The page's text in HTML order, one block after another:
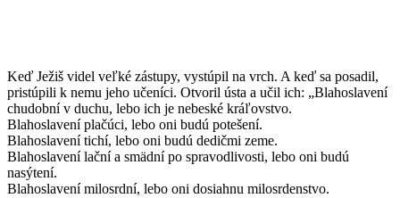
Keď Ježiš videl veľké zástupy, vystúpil na vrch. A keď sa posadil,
pristúpili k nemu jeho učeníci. Otvoril ústa a učil ich: „Blahoslavení
chudobní v duchu, lebo ich je nebeské kráľovstvo.
Blahoslavení plačúci, lebo oni budú potešení.
Blahoslavení tichí, lebo oni budú dedičmi zeme.
Blahoslavení lační a smädní po spravodlivosti, lebo oni budú
nasýtení.
Blahoslavení milosrdní, lebo oni dosiahnu milosrdenstvo.